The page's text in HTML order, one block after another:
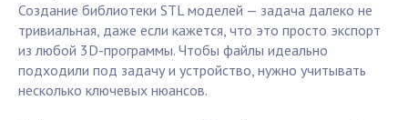
Создание библиотеки STL моделей — задача далеко не
тривиальная, даже если кажется, что это просто экспорт
из любой 3D-программы. Чтобы файлы идеально
подходили под задачу и устройство, нужно учитывать
несколько ключевых нюансов.